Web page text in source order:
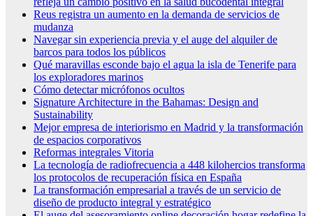
Reus registra un aumento en la demanda de servicios de
mudanza
Navegar sin experiencia previa y el auge del alquiler de
barcos para todos los públicos
Qué maravillas esconde bajo el agua la isla de Tenerife para
los exploradores marinos
Cómo detectar micrófonos ocultos
Signature Architecture in the Bahamas: Design and
Sustainability
Mejor empresa de interiorismo en Madrid y la transformación
de espacios corporativos
Reformas integrales Vitoria
La tecnología de radiofrecuencia a 448 kilohercios transforma
los protocolos de recuperación física en España
La transformación empresarial a través de un servicio de
diseño de producto integral y estratégico